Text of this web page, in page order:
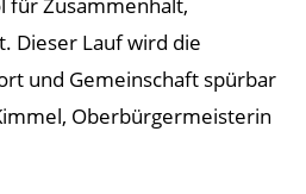
Dieser Lauf wird die
und Gemeinschaft spürbar
Oberbürgermeisterin